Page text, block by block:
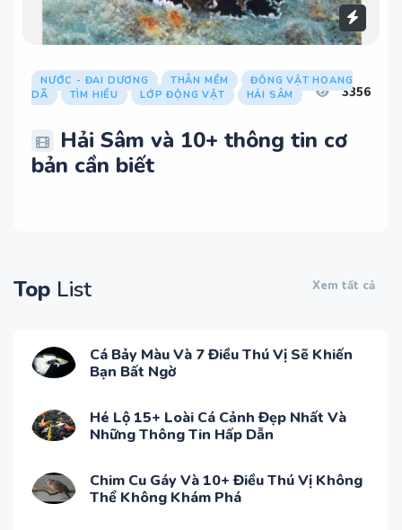
NƯỚC - ĐẠI DƯƠNG THÂN MỀM
ĐỘNG VẬT HOANG
DÃ
TÌM HIỂU LỚP ĐỘNG VẬT HẢI SÂM 3356
Hải Sâm và 10+ thông tin cơ
bản cần biết
Top List Xem tất cả
Cá Bảy Màu Và 7 Điều Thú Vị Sẽ Khiến
Bạn Bất Ngờ
Hé Lộ 15+ Loài Cá Cảnh Đẹp Nhất Và
Những Thông Tin Hấp Dẫn
Chim Cu Gáy Và 10+ Điều Thú Vị Không
Thể Không Khám Phá